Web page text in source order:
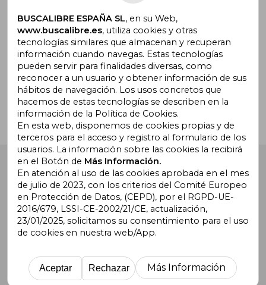
Suscríbete para recibir ofertas y
promociones
¿Necesitas ayuda?
Ir a Centro de Soporte
Buscalibre España. Calle Energía, 65, Nave 3 (08940),
Cornellà de Llobregat, Barcelona. Derechos Reservados.
Buscalibre Argentina| Buscalibre Chile
Buscalibre Uruguay|Buscalibre México|Buscalibre
Perú
|Buscalibre Estados Unidos|Buscalibre Otros
Países|Bookdelivery Reino Unido
BUSCALIBRE ESPAÑA SL, en su Web,
www.buscalibre.es, utiliza cookies y otras
tecnologías similares que almacenan y recuperan
información cuando navegas. Estas tecnologías
pueden servir para finalidades diversas, como
reconocer a un usuario y obtener información de sus
hábitos de navegación. Los usos concretos que
hacemos de estas tecnologías se describen en la
información de la Política de Cookies.
En esta web, disponemos de cookies propias y de
terceros para el acceso y registro al formulario de los
usuarios. La información sobre las cookies la recibirá
en el Botón de Más Información.
En atención al uso de las cookies aprobada en el mes
de julio de 2023, con los criterios del Comité Europeo
en Protección de Datos, (CEPD), por el RGPD-UE-
2016/679, LSSI-CE-2002/21/CE, actualización,
23/01/2025, solicitamos su consentimiento para el uso
de cookies en nuestra web/App.
Aceptar Rechazar Más Información